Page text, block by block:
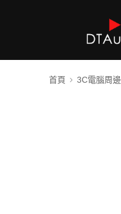
首頁 3C電腦周邊